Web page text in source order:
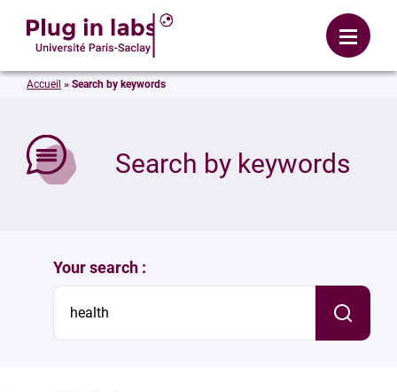
Menu
Search by keywords
Accueil » Search by keywords
Your search :